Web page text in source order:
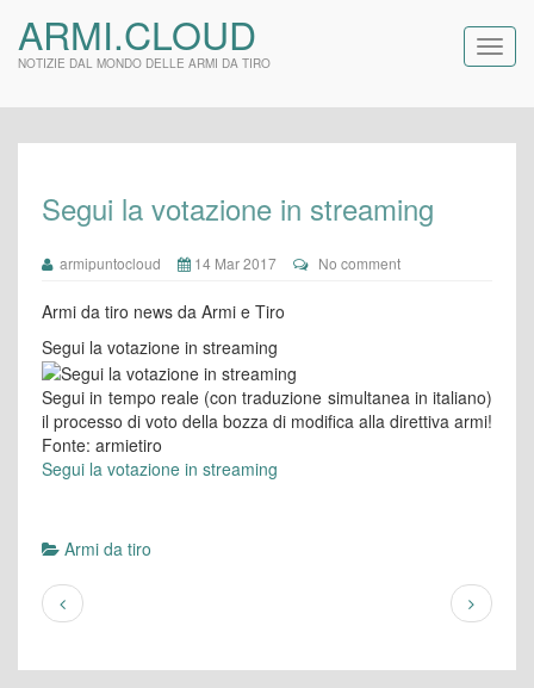
ARMI.CLOUD
NOTIZIE DAL MONDO DELLE ARMI DA TIRO
Segui la votazione in streaming
armipuntocloud 14 Mar 2017 No comment
Armi da tiro news da Armi e Tiro
Segui la votazione in streaming
Segui in tempo reale (con traduzione simultanea in italiano)
il processo di voto della bozza di modifica alla direttiva armi!
Fonte: armietiro
Segui la votazione in streaming
Armi da tiro